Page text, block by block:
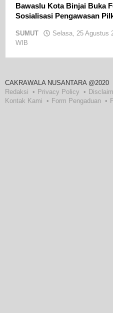
Bawaslu Kota Binjai Buka
Sosialisasi Pengawasan
SUMUT
Selasa, 25 Agustus
WIB
CAKRAWALA NUSANTARA @2020
Redaksi
Privacy Policy
Kontak Kami
Form Pengaduan